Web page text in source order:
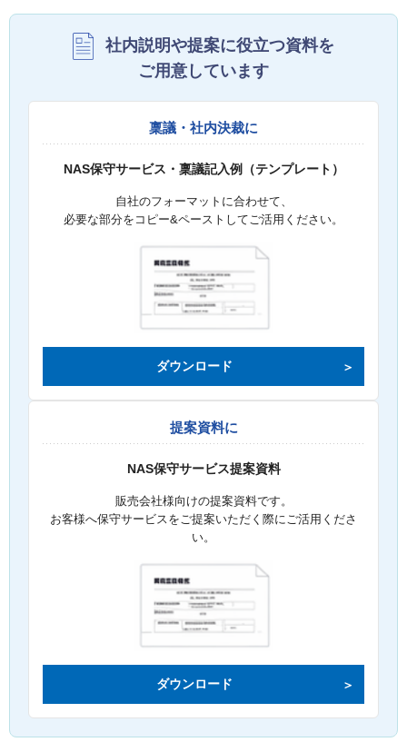
社内説明や提案に役立つ資料を
ご用意しています
稟議・社内決裁に
NAS保守サービス・稟議記入例（テンプレート）
自社のフォーマットに合わせて、
必要な部分をコピー&ペーストしてご活用ください。
ダウンロード
提案資料に
NAS保守サービス提案資料
販売会社様向けの提案資料です。
お客様へ保守サービスをご提案いただく際にご活用くださ
い。
ダウンロード